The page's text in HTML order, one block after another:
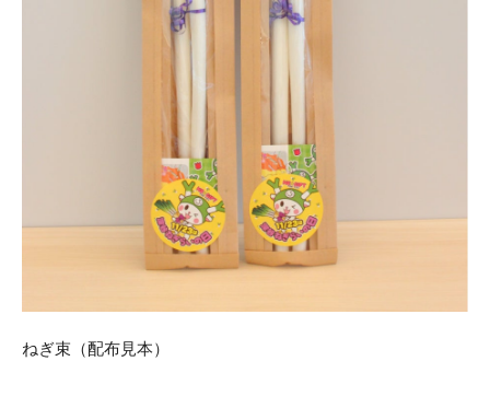
ねぎ束（配布見本）